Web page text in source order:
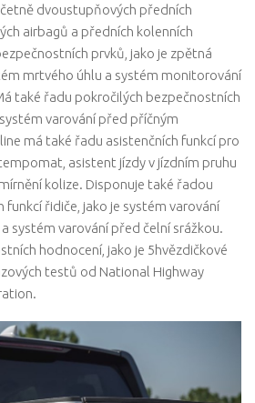
dvoustupňových předních
airbagů a předních kolenních
prvků, jako je zpětná
mrtvého úhlu a systém monitorování
také řadu pokročilých bezpečnostních
varování před příčným
má také řadu asistenčních funkcí pro
asistent jízdy v jízdním pruhu
kolize. Disponuje také řadou
funkcí řidiče, jako je systém varování
systém varování před čelní srážkou.
hodnocení, jako je 5hvězdičkové
testů od National Highway